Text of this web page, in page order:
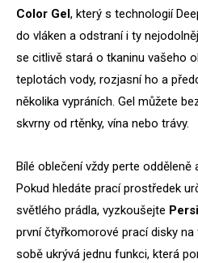
Color Gel, který s technologií
do vláken a odstraní i ty
se citlivě stará o tkaninu vašeho
teplotách vody, rozjasní ho a
několika vypráních. Gel můžete
skvrny od rtěnky, vína nebo trávy.
Bílé oblečení vždy perte
Pokud hledáte prací prostředek
světlého prádla, vyzkoušejte
první čtyřkomorové prací disky
sobě ukrývá jednu funkci, která